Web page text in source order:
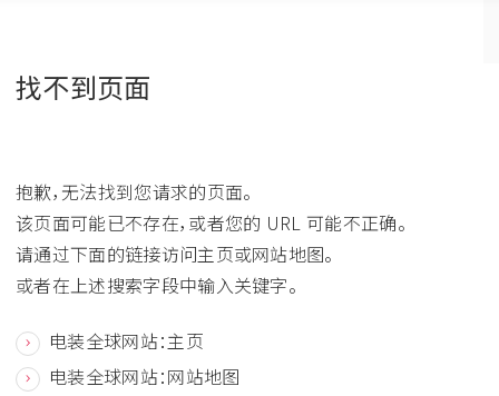
找不到页面
抱歉，无法找到您请求的页面。
该页面可能已不存在，或者您的 URL 可能不正确。
请通过下面的链接访问主页或网站地图。
或者在上述搜索字段中输入关键字。
电装全球网站：主页
电装全球网站：网站地图